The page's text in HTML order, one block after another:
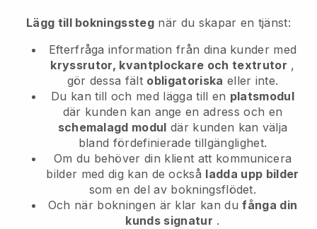
Lägg till bokningssteg när du skapar en tjänst:
Efterfråga information från dina kunder med
kryssrutor, kvantplockare och textrutor ,
gör dessa fält obligatoriska eller inte.
Du kan till och med lägga till en platsmodul
där kunden kan ange en adress och en
schemalagd modul där kunden kan välja
bland fördefinierade tillgänglighet.
Om du behöver din klient att kommunicera
bilder med dig kan de också ladda upp bilder
som en del av bokningsflödet.
Och när bokningen är klar kan dufånga din
kunds signatur .